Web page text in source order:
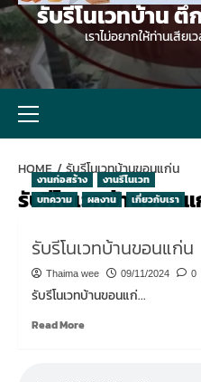
รับรีโนเวทบ้าน
เราไม่อยากให้ท่านเสี
Menu
HOME รับรีโนเวทบ้านขอนแก่น
รับรีโนเวทบ้านขอน
งานก่อสร้าง
งานรีโนเวท
บทความ
ผลงาน เกี่ยวกับเรา
รับรีโนเวทบ้านขอนแก่น
Thaima wee 09/11/2024 0
รับรีโนเวทบ้านขอนแก่...
Read MoreRead